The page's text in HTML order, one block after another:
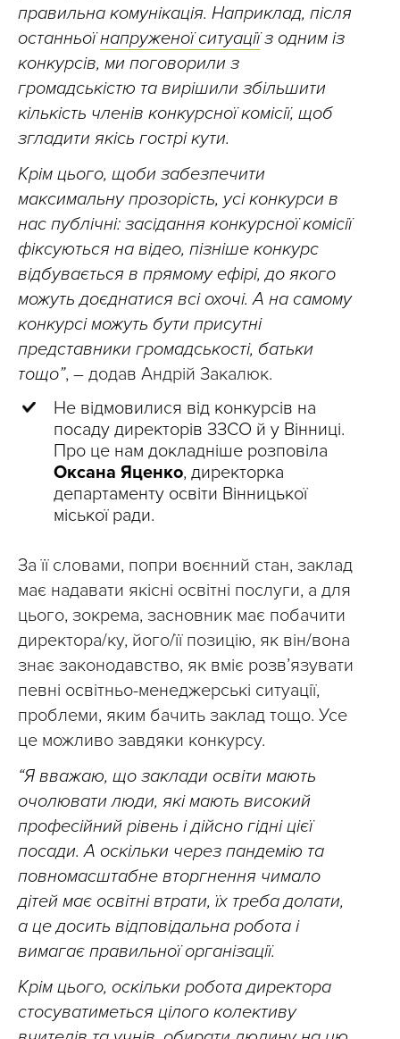
правильна комунікація. Наприклад, після
останньоїнапруженої ситуаціїз одним із
конкурсів, ми поговорили з
громадськістю та вирішили збільшити
кількість членів конкурсної комісії, щоб
згладити якісь гострі кути.
Крім цього, щоби забезпечити
максимальну прозорість, усі конкурси в
нас публічні: засідання конкурсної комісії
фіксуються на відео, пізніше конкурс
відбувається в прямому ефірі, до якого
можуть доєднатися всі охочі. А на самому
конкурсі можуть бути присутні
представники громадськості, батьки
тощо”, – додав Андрій Закалюк.
Не відмовилися від конкурсів на
посаду директорів ЗЗСО й у Вінниці.
Про це нам докладніше розповіла
Оксана Яценко, директорка
департаменту освіти Вінницької
міської ради.
За її словами, попри воєнний стан, заклад
має надавати якісні освітні послуги, а для
цього, зокрема, засновник має побачити
директора/ку, його/її позицію, як він/вона
знає законодавство, як вміє розвʼязувати
певні освітньо-менеджерські ситуації,
проблеми, яким бачить заклад тощо. Усе
це можливо завдяки конкурсу.
“Я вважаю, що заклади освіти мають
очолювати люди, які мають високий
професійний рівень і дійсно гідні цієї
посади. А оскільки через пандемію та
повномасштабне вторгнення чимало
дітей має освітні втрати, їх треба долати,
а це досить відповідальна робота і
вимагає правильної організації.
Крім цього, оскільки робота директора
стосуватиметься цілого колективу